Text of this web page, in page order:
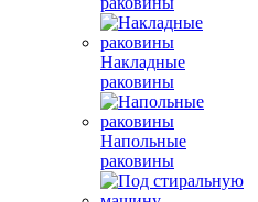
Накладные
раковины
Напольные
раковины